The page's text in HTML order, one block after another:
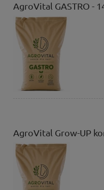
AgroVital GASTRO -
AgroVital Grow-UP